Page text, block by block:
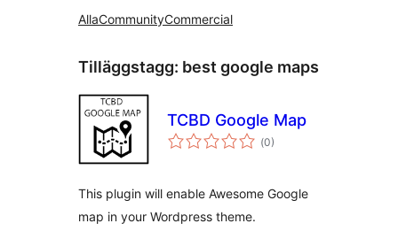
AllaCommunityCommercial
Tilläggstagg: best google maps
TCBD Google Map
(Totalt
antal
0)
This plugin will enable Awesome Google
map in your Wordpress theme.